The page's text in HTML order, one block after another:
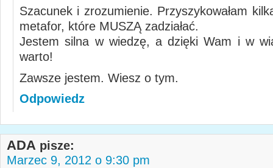
Szacunek i zrozumienie. Przyszykowałam
metafor, które MUSZĄ zadziałać.
Jestem silna w wiedzę, a dzięki Wam i w
warto!
Zawsze jestem. Wiesz o tym.
Odpowiedz
ADA pisze:
Marzec 9, 2012 o 9:30 pm